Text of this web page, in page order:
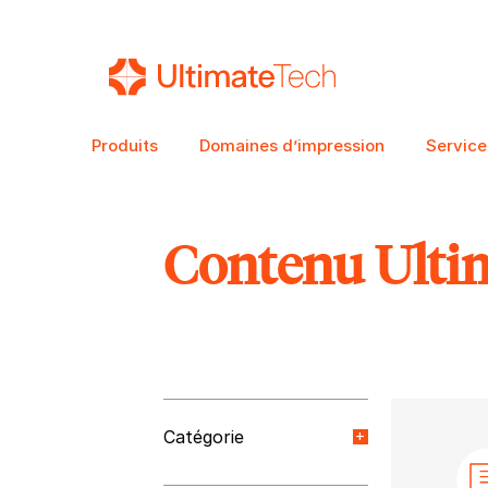
Produits Domaines d’impression
RECHERCHE
Contenu
Catégorie